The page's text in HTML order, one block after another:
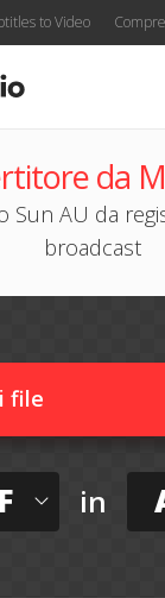
to Video
da
Sun AU da
broadcast
file
in